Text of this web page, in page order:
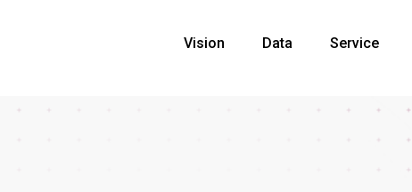
Vision Data Service